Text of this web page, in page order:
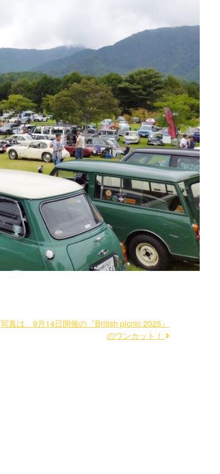
写真は、9月14日開催の『British picnic 2025』
のワンカット！